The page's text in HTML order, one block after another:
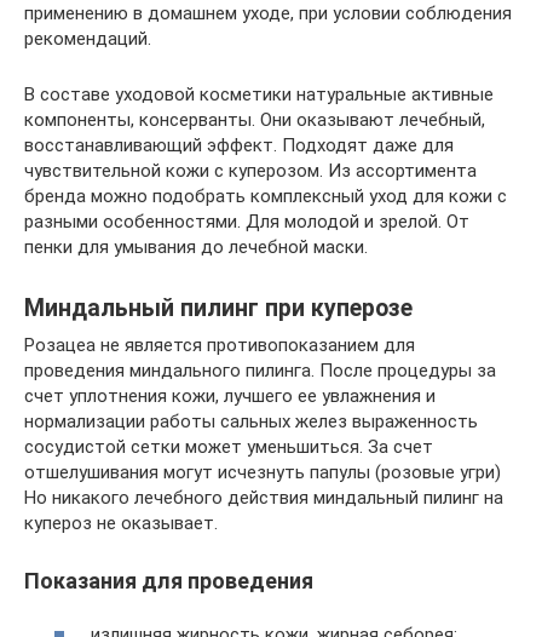
применению в домашнем уходе, при условии соблюдения
рекомендаций.
В составе уходовой косметики натуральные активные
компоненты, консерванты. Они оказывают лечебный,
восстанавливающий эффект. Подходят даже для
чувствительной кожи с куперозом. Из ассортимента
бренда можно подобрать комплексный уход для кожи с
разными особенностями. Для молодой и зрелой. От
пенки для умывания до лечебной маски.
Миндальный пилинг при куперозе
Розацеа не является противопоказанием для
проведения миндального пилинга. После процедуры за
счет уплотнения кожи, лучшего ее увлажнения и
нормализации работы сальных желез выраженность
сосудистой сетки может уменьшиться. За счет
отшелушивания могут исчезнуть папулы (розовые угри)
Но никакого лечебного действия миндальный пилинг на
купероз не оказывает.
Показания для проведения